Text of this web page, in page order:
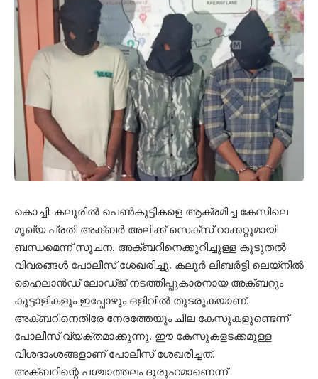
കൊച്ചി: കലൂരിൽ പെൺകുട്ടികളെ ആക്രമിച്ച കേസിലെ
മുഖ്യ പ്രതി അക്ബർ അലിക്ക് സെക്‌സ് റാക്കറ്റുമായി
ബന്ധമെന്ന് സൂചന. അക്ബറിനെക്കുറിച്ചുള്ള കൂടുതൽ
വിവരങ്ങൾ പോലീസ് ശേഖരിച്ചു. കലൂർ ലിബർട്ടി ലെയ്‌നിൽ
ഹൈലാൻഡ് ലോഡ്ജ് നടത്തിപ്പുകാരനായ അക്ബറും
കൂട്ടാളികളും ഇപ്പോഴും ഒളിവിൽ തുടരുകയാണ്.
അക്ബറിനെതിരേ നേരത്തേയും ചില കേസുകളുണ്ടെന്ന്
പോലീസ് വ്യക്തമാക്കുന്നു. ഈ കേസുകളടക്കമുള്ള
വിശദാംശങ്ങളാണ് പോലീസ് ശേഖരിച്ചത്.
അക്ബറിന്റെ പശ്ചാത്തലം ദുരൂഹമാണെന്ന്